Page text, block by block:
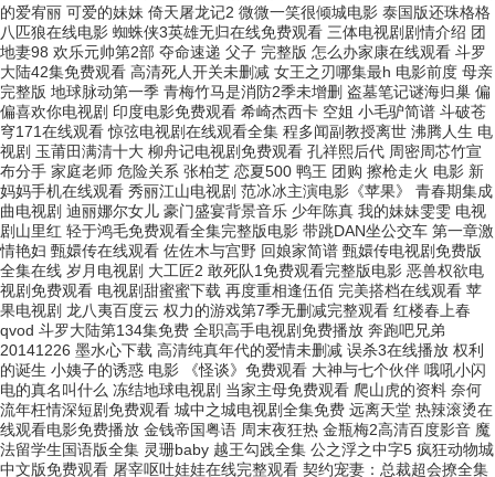
的爱宥丽 可爱的妹妹 倚天屠龙记2 微微一笑很倾城电影 泰国版还珠格格
八匹狼在线电影 蜘蛛侠3英雄无归在线免费观看 三体电视剧剧情介绍 团
地妻98 欢乐元帅第2部 夺命速递 父子 完整版 怎么办家康在线观看 斗罗
大陆42集免费观看 高清死人开关未删减 女王之刃哪集最h 电影前度 母亲
完整版 地球脉动第一季 青梅竹马是消防2季未增删 盗墓笔记谜海归巢 偏
偏喜欢你电视剧 印度电影免费观看 希崎杰西卡 空姐 小毛驴简谱 斗破苍
穹171在线观看 惊弦电视剧在线观看全集 程多闻副教授离世 沸腾人生 电
视剧 玉莆田满清十大 柳舟记电视剧免费观看 孔祥熙后代 周密周芯竹宣
布分手 家庭老师 危险关系 张柏芝 恋夏500 鸭王 团购 擦枪走火 电影 新
妈妈手机在线观看 秀丽江山电视剧 范冰冰主演电影《苹果》 青春期集成
曲电视剧 迪丽娜尔女儿 豪门盛宴背景音乐 少年陈真 我的妹妹雯雯 电视
剧山里红 轻于鸿毛免费观看全集完整版电影 带跳DAN坐公交车 第一章激
情艳妇 甄嬛传在线观看 佐佐木与宫野 回娘家简谱 甄嬛传电视剧免费版
全集在线 岁月电视剧 大工匠2 敢死队1免费观看完整版电影 恶兽权欲电
视剧免费观看 电视剧甜蜜蜜下载 再度重相逢伍佰 完美搭档在线观看 苹
果电视剧 龙八夷百度云 权力的游戏第7季无删减完整观看 红楼春上春
qvod 斗罗大陆第134集免费 全职高手电视剧免费播放 奔跑吧兄弟
20141226 墨水心下载 高清纯真年代的爱情未删减 误杀3在线播放 权利
的诞生 小姨子的诱惑 电影 《怪谈》免费观看 大神与七个伙伴 哦吼小闪
电的真名叫什么 冻结地球电视剧 当家主母免费观看 爬山虎的资料 奈何
流年枉情深短剧免费观看 城中之城电视剧全集免费 远离天堂 热辣滚烫在
线观看电影免费播放 金钱帝国粤语 周末夜狂热 金瓶梅2高清百度影音 魔
法留学生国语版全集 灵珊baby 越王勾践全集 公之浮之中字5 疯狂动物城
中文版免费观看 屠宰呕吐娃娃在线完整观看 契约宠妻：总裁超会撩全集